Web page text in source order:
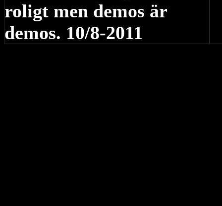
roligt men demos är
demos. 10/8-2011